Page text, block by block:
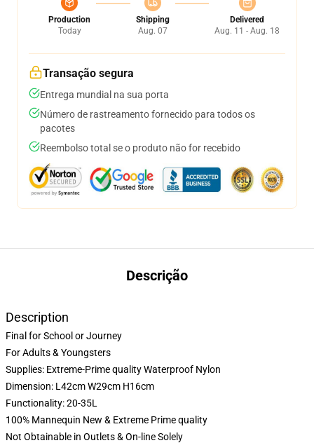
Production
Today
Shipping
Aug. 07
Delivered
Aug. 11 - Aug. 18
Transação segura
Entrega mundial na sua porta
Número de rastreamento fornecido para todos os
pacotes
Reembolso total se o produto não for recebido
Descrição
Description
Final for School or Journey
For Adults & Youngsters
Supplies: Extreme-Prime quality Waterproof Nylon
Dimension: L42cm W29cm H16cm
Functionality: 20-35L
100% Mannequin New & Extreme Prime quality
Not Obtainable in Outlets & On-line Solely